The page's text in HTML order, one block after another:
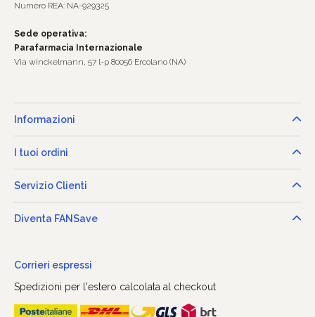
Numero REA: NA-929325
Sede operativa:
Parafarmacia Internazionale
Via winckelmann, 57 l-p 80056 Ercolano (NA)
Informazioni
I tuoi ordini
Servizio Clienti
Diventa FANSave
Corrieri espressi
Spedizioni per l'estero calcolata al checkout